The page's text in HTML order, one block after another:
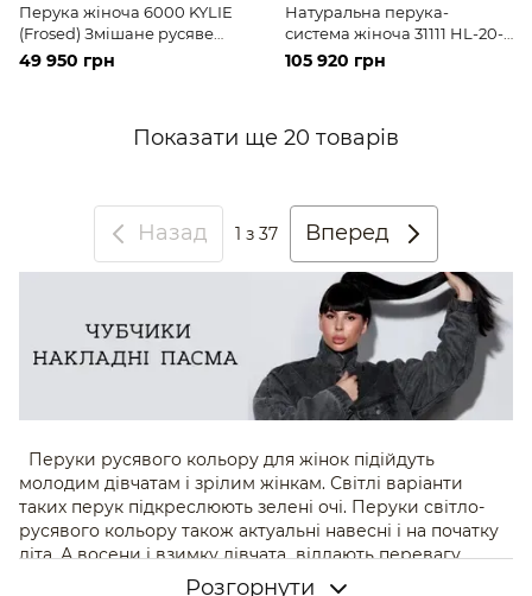
Перука жіноча 6000 KYLIE
(Frosed) Змішане русяве
коротке волосся
49 950 грн
Натуральна перука-
система жіноча 31111 HL-20-
18 (18) русе довге волосся
105 920 грн
Показати ще 20 товарів
Назад 1 з 37 Вперед
Перуки русявого кольору для жінок підійдуть
молодим дівчатам і зрілим жінкам. Світлі варіанти
таких перук підкреслюють зелені очі. Перуки світло-
русявого кольору також актуальні навесні і на початку
літа. А восени і взимку дівчата віддають перевагу
темно русявим тонам. На сайті Korol Natali можна
Розгорнути